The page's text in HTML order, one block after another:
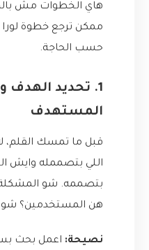
هاي الخطوات مش
ممكن ترجع خطوة
حسب الحاجة.
1. تحديد الهدف
المستهدف
قبل ما تمسك القلم،
اللي بتصممله وايش
بتصممه. شو المشكلة
هن المستخدمين؟ شو
نصيحة: اعمل بحث